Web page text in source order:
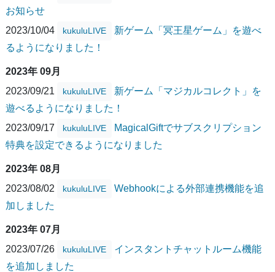
お知らせ
2023/10/04
kukuluLIVE
新ゲーム「冥王星ゲーム」を遊べ
るようになりました！
2023年 09月
2023/09/21
kukuluLIVE
新ゲーム「マジカルコレクト」を
遊べるようになりました！
2023/09/17
kukuluLIVE
MagicalGiftでサブスクリプション
特典を設定できるようになりました
2023年 08月
2023/08/02
kukuluLIVE
Webhookによる外部連携機能を追
加しました
2023年 07月
2023/07/26
kukuluLIVE
インスタントチャットルーム機能
を追加しました